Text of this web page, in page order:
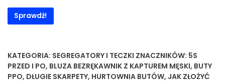
Sprawdź!
KATEGORIA: SEGREGATORY I TECZKI ZNACZNIKÓW: 5S
PRZED I PO, BLUZA BEZRĘKAWNIK Z KAPTUREM MĘSKI, BUTY
PPO, DŁUGIE SKARPETY, HURTOWNIA BUTÓW, JAK ZŁOŻYĆ